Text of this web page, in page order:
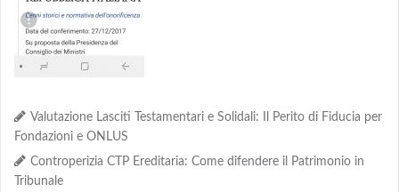
Valutazione Lasciti Testamentari e Solidali: Il Perito di Fiducia per
Fondazioni e ONLUS
Controperizia CTP Ereditaria: Come difendere il Patrimonio in
Tribunale